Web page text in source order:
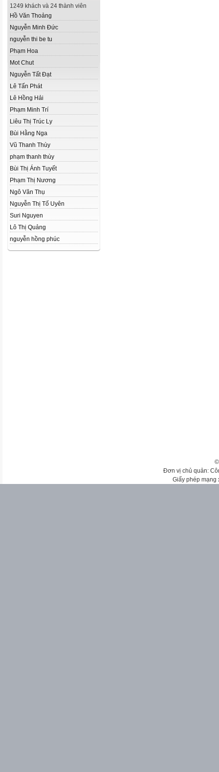
1249 khách và 24 thành viên
Hồ Văn Thoảng
Nguyễn Minh Đức
nguyễn thi be tu
Phạm Hoa
Mot Chut
Nguyễn Tất Đạt
Lê Tấn Phát
Lê Hồng Hải
Phạm Minh Trí
Liêu Thị Trúc Ly
Bùi Hằng Nga
Vũ Thanh Thùy
phạm thanh thùy
Bùi Thị Ánh Tuyết
Phạm Thị Nương
Ngô Văn Thụ
Nguyễn Thị Tố Uyên
Suri Nguyen
Lô Thị Quảng
nguyễn hồng phúc
Đơn vị chủ quản:
Giấy phép mạng